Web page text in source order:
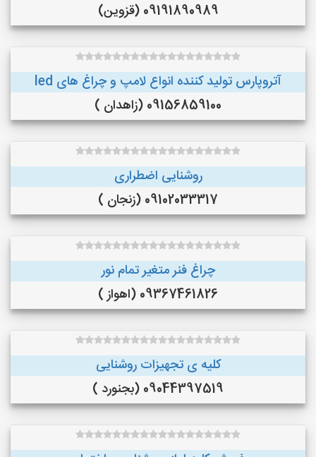
09191890989 (قزوین)
آتروپارس تولید کننده انواع لامپ و چراغ های led
09156859100 (زاهدان )
روشنایی اضطراری
09102033317 (زنجان )
چراغ فنر متغیر تمام نور
09367461826 (اهواز )
کلیه ی تجهیزات روشنایی
09044397519 (بجنورد )